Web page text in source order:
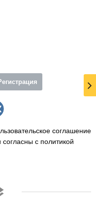
соглашение
с политикой